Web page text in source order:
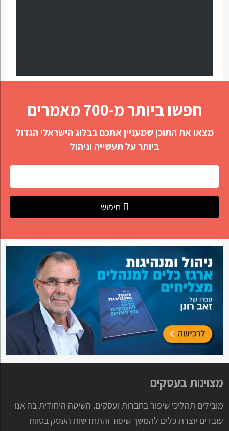
חפשו ביותר מ-700 מאמרים
מצאו את התוכן שמעניין אתכם בבלוג הישראלי הגדול
ביותר על תעשייה וניהול
חיפוש
מצוינות בעסקים
מובילים תהליכי שיפור בחברות ועסקים. השיטה היחודית בה אנו
עובדים יוצרת כלים להמשך שיפור והתחדשות העסק בטווח